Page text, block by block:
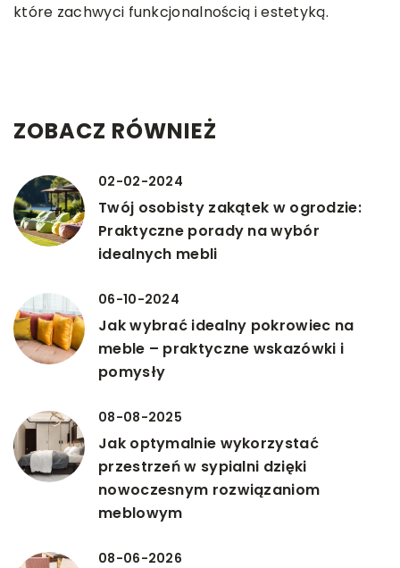
które zachwyci funkcjonalnością i estetyką.
ZOBACZ RÓWNIEŻ
02-02-2024
Twój osobisty zakątek w ogrodzie:
Praktyczne porady na wybór
idealnych mebli
06-10-2024
Jak wybrać idealny pokrowiec na
meble – praktyczne wskazówki i
pomysły
08-08-2025
Jak optymalnie wykorzystać
przestrzeń w sypialni dzięki
nowoczesnym rozwiązaniom
meblowym
08-06-2026